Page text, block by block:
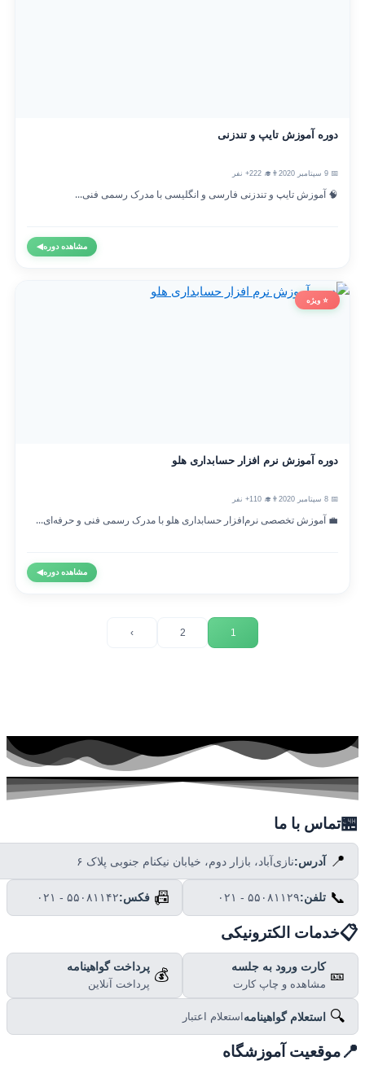
دوره آموزش تایپ و تندزنی
👨‍🎓 222+ نفر
🧠 آموزش تایپ و تندزنی فارسی و انگلیسی با مدرک رسمی فنی...
مشاهده دوره◀
⭐ ویژه
دوره آموزش نرم افزار حسابداری هلو
👨‍🎓 110+ نفر
💼 آموزش تخصصی نرم‌افزار حسابداری هلو با مدرک رسمی فنی و حرفه‌ای...
مشاهده دوره◀
تماس با ما
📍 آدرس:نازی‌آباد، بازار دوم، خیابان نیکنام جنوبی پلاک ۶
📞 تلفن:۰۲۱ - ۵۵۰۸۱۱۲۹ 📠 فکس:۰۲۱ - ۵۵۰۸۱۱۴۲
خدمات الکترونیکی
🎫 کارت ورود به جلسه
مشاهده و چاپ کارت
💰 پرداخت گواهینامه
پرداخت آنلاین
🔍 استعلام گواهینامهاستعلام اعتبار
موقعیت آموزشگاه